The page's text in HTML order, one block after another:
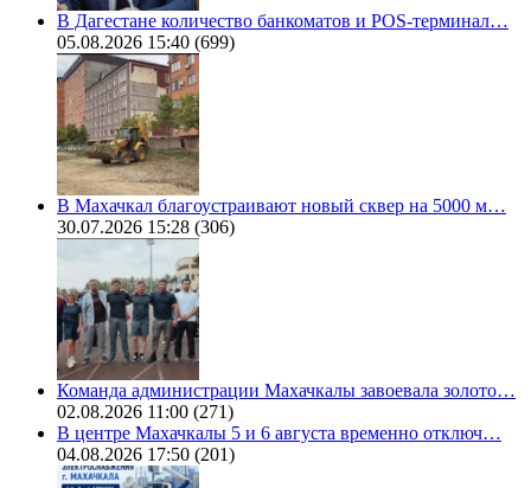
В Дагестане количество банкоматов и POS-терминал…
05.08.2026 15:40 (699)
В Махачкал благоустраивают новый сквер на 5000 м…
30.07.2026 15:28 (306)
Команда администрации Махачкалы завоевала золото…
02.08.2026 11:00 (271)
В центре Махачкалы 5 и 6 августа временно отключ…
04.08.2026 17:50 (201)